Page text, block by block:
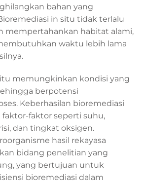
bahan yang
in situ tidak terlalu
mempertahankan habitat alami,
waktu lebih lama
memungkinkan kondisi yang
berpotensi
Keberhasilan bioremediasi
faktor seperti suhu,
dan tingkat oksigen.
hasil rekayasa
bidang penelitian yang
yang bertujuan untuk
bioremediasi dalam